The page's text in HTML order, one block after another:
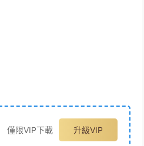
僅限VIP下載 升級VIP